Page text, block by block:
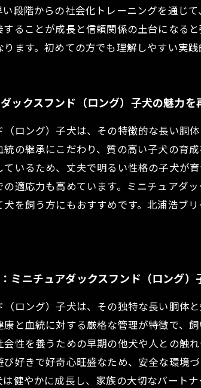
段階からの社会化トレーニングを通じ
ることが成長と信頼関係の土台になる
ます。初めての方でも理解しやすい実
ックスフンド（ロング）子犬の魅力を
ロング）子犬は、その特徴的な長い胴
の継承にこだわり、質の高い子犬の育
いるため、丈夫で明るい性格の子犬が
適応力も高めています。ミニチュアダ
を飼う方にもおすすめです。北浦浩ブ
ミニチュアダックスフンド（ロング）
ロング）子犬は、その独特な長い胴体
と血統に対する厳格な管理が特徴で、
性を養うための早期の他犬や人との触
好きで好奇心旺盛なため、安全な環境
健やかに成長し、家族の大切なパート